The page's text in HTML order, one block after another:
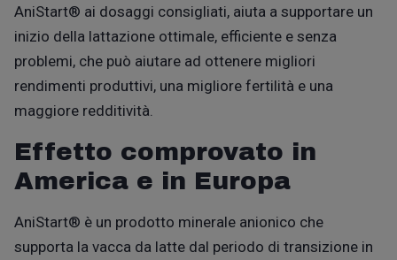
AniStart® ai dosaggi consigliati, aiuta a supportare un
inizio della lattazione ottimale, efficiente e senza
problemi, che può aiutare ad ottenere migliori
rendimenti produttivi, una migliore fertilità e una
maggiore redditività.
Effetto comprovato in
America e in Europa
AniStart® è un prodotto minerale anionico che
supporta la vacca da latte dal periodo di transizione in